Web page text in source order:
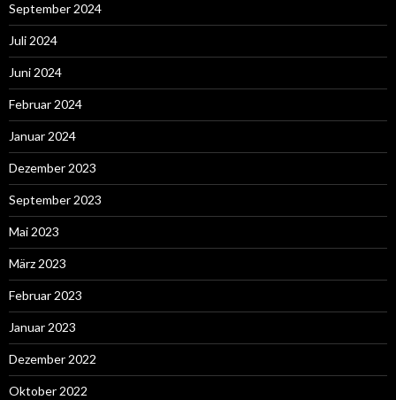
September 2024
Juli 2024
Juni 2024
Februar 2024
Januar 2024
Dezember 2023
September 2023
Mai 2023
März 2023
Februar 2023
Januar 2023
Dezember 2022
Oktober 2022